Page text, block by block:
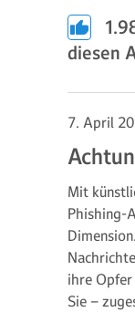
diesen
7. April
Mit
Phishing-
ihre
Sie –